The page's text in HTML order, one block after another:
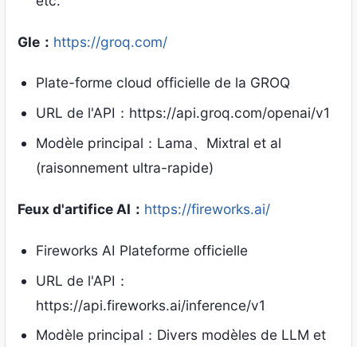
Gle： https://groq.com/
Plate-forme cloud officielle de la GROQ
URL de l'API：https://api.groq.com/openai/v1
Modèle principal：Lama、Mixtral et al
(raisonnement ultra-rapide)
Feux d'artifice AI： https://fireworks.ai/
Fireworks AI Plateforme officielle
URL de l'API：
https://api.fireworks.ai/inference/v1
Modèle principal：Divers modèles de LLM et